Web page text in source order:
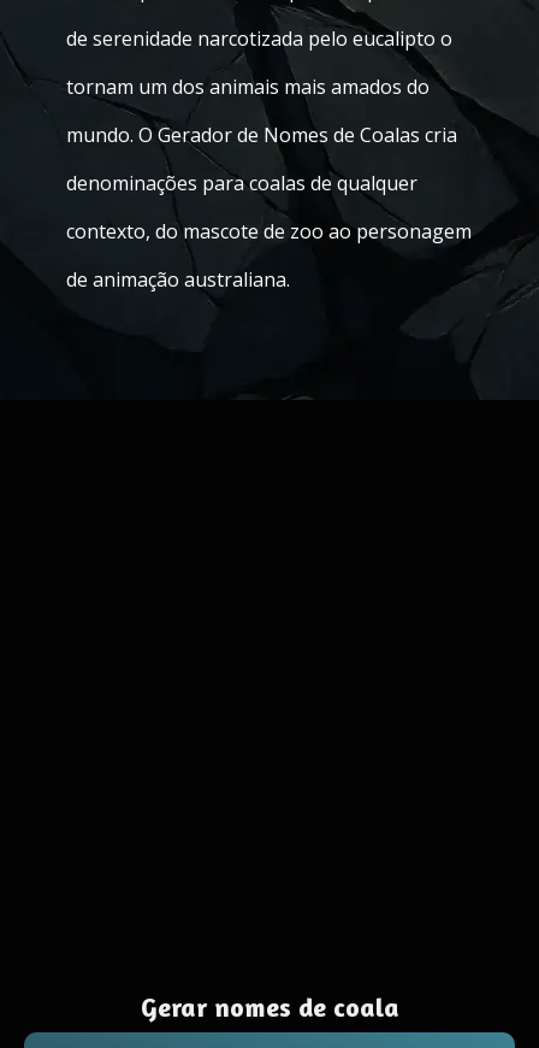
de serenidade narcotizada pelo eucalipto o
tornam um dos animais mais amados do
mundo. O Gerador de Nomes de Coalas cria
denominações para coalas de qualquer
contexto, do mascote de zoo ao personagem
de animação australiana.
Gerar nomes de coala